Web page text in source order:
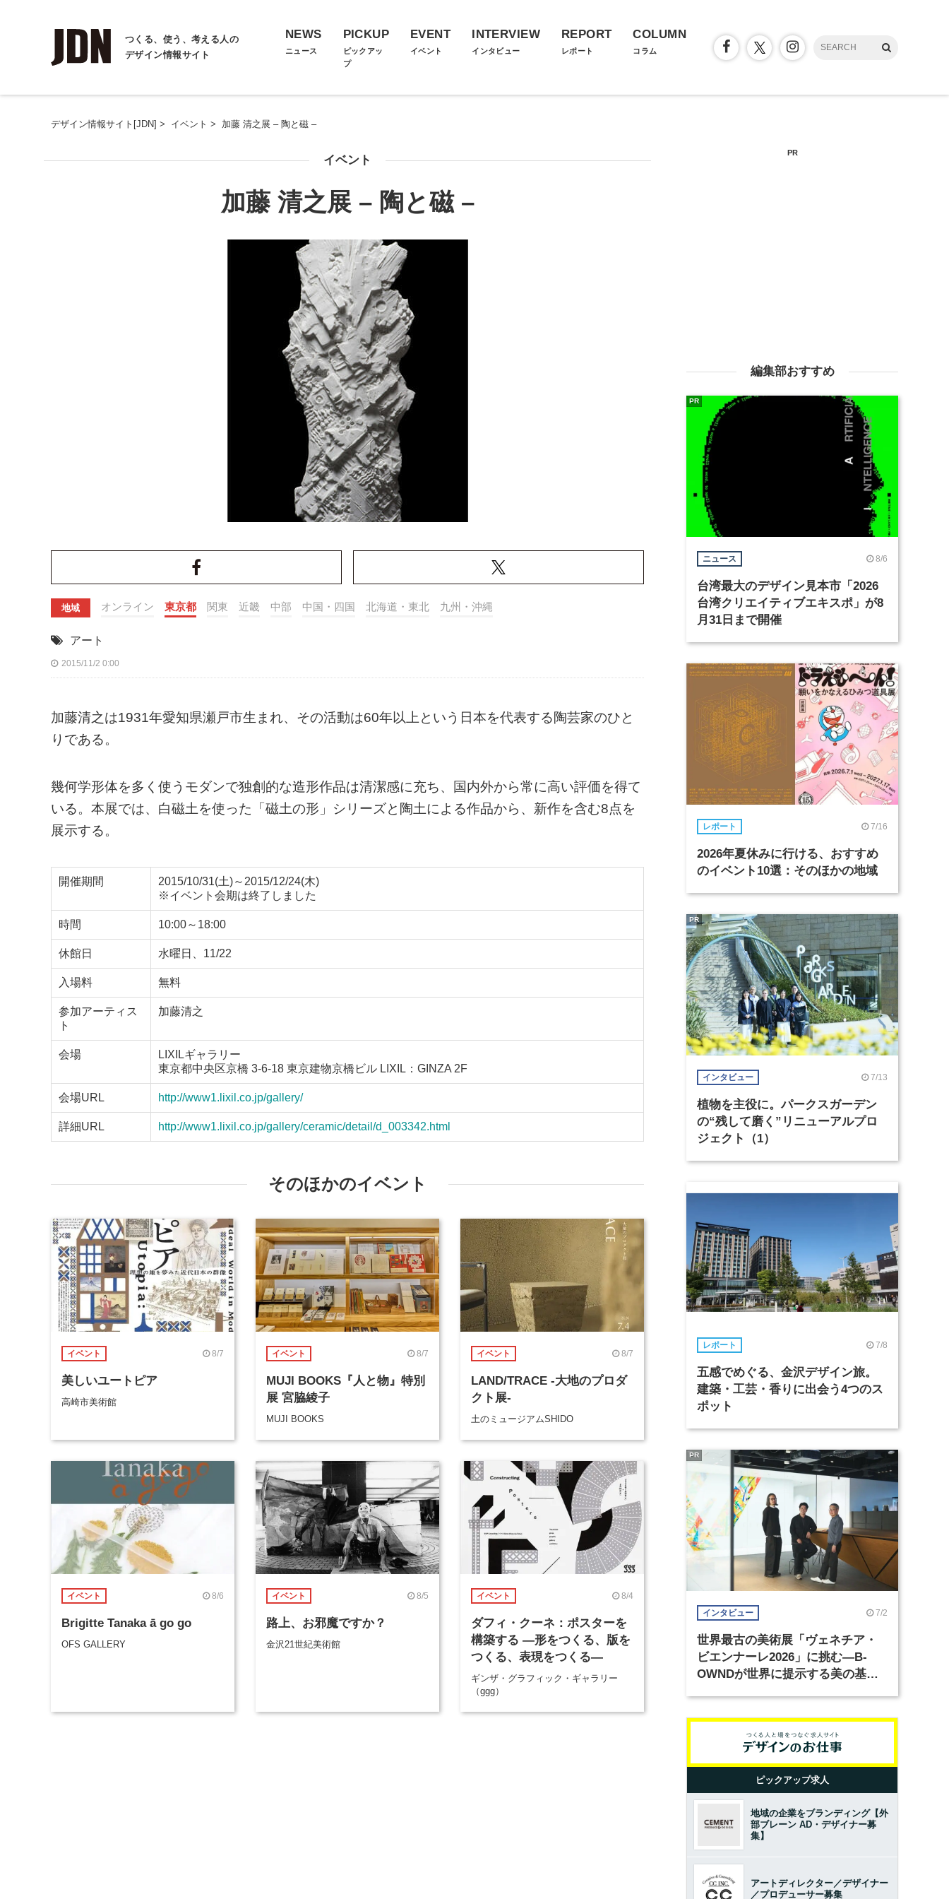
つくる、使う、考える人の
デザイン情報サイト
NEWS
ニュース
PICKUP
ピックアッ
プ
EVENT
イベント
INTERVIEW
インタビュー
REPORT
レポート
COLUMN
コラム
デザイン情報サイト[JDN] > イベント > 加藤 清之展 – 陶と磁 –
イベント
加藤 清之展 – 陶と磁 –
地域 オンライン 東京都 関東 近畿 中部 中国・四国 北海道・東北 九州・沖縄
アート
2015/11/2 0:00
加藤清之は1931年愛知県瀬戸市生まれ、その活動は60年以上という日本を代表する陶芸家のひと
りである。
幾何学形体を多く使うモダンで独創的な造形作品は清潔感に充ち、国内外から常に高い評価を得て
いる。本展では、白磁土を使った「磁土の形」シリーズと陶土による作品から、新作を含む8点を
展示する。
開催期間
2015/10/31(土)～2015/12/24(木)
※イベント会期は終了しました
時間 10:00～18:00
休館日 水曜日、11/22
入場料 無料
参加アーティス
ト
加藤清之
会場
LIXILギャラリー
東京都中央区京橋 3-6-18 東京建物京橋ビル LIXIL：GINZA 2F
会場URL http://www1.lixil.co.jp/gallery/
詳細URL http://www1.lixil.co.jp/gallery/ceramic/detail/d_003342.html
そのほかのイベント
イベント 8/7
美しいユートピア
高崎市美術館
イベント 8/7
MUJI BOOKS『人と物』特別
展 宮脇綾子
MUJI BOOKS
イベント 8/7
LAND/TRACE -大地のプロダ
クト展-
土のミュージアムSHIDO
イベント 8/6
Brigitte Tanaka ā go go
OFS GALLERY
イベント 8/5
路上、お邪魔ですか？
金沢21世紀美術館
イベント 8/4
ダフィ・クーネ：ポスターを
構築する ―形をつくる、版を
つくる、表現をつくる―
ギンザ・グラフィック・ギャラリー
（ggg）
PR
編集部おすすめ
ニュース 8/6
台湾最大のデザイン見本市「2026
台湾クリエイティブエキスポ」が8
月31日まで開催
PR
レポート 7/16
2026年夏休みに行ける、おすすめ
のイベント10選：そのほかの地域
インタビュー 7/13
植物を主役に。パークスガーデン
の“残して磨く”リニューアルプロ
ジェクト（1）
PR
レポート 7/8
五感でめぐる、金沢デザイン旅。
建築・工芸・香りに出会う4つのス
ポット
インタビュー 7/2
世界最古の美術展「ヴェネチア・
ビエンナーレ2026」に挑む―B-
OWNDが世界に提示する美の基準
PR
ピックアップ求人
地域の企業をブランディング【外
部ブレーン AD・デザイナー募
集】
アートディレクター／デザイナー
／プロデューサー募集